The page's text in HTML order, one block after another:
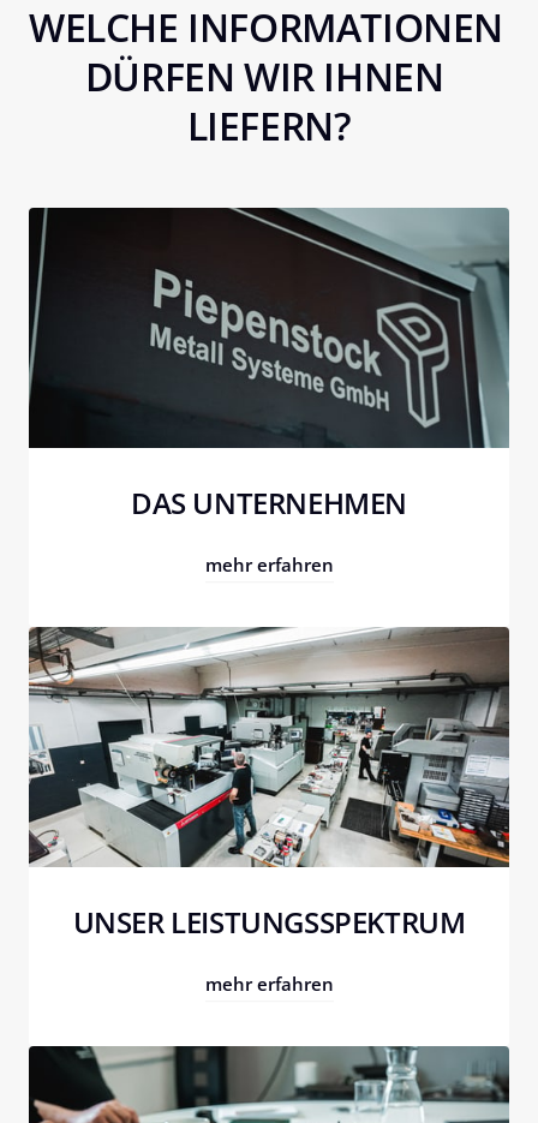
WELCHE INFORMATIONEN
DÜRFEN WIR IHNEN
LIEFERN?
DAS UNTERNEHMEN
mehr erfahren
UNSER LEISTUNGSSPEKTRUM
mehr erfahren